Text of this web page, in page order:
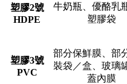
塑膠2號
HDPE
牛奶瓶、優酪乳
塑膠袋
塑膠3號
PVC
部分保鮮膜、部
裝袋／盒、玻璃
蓋內膜